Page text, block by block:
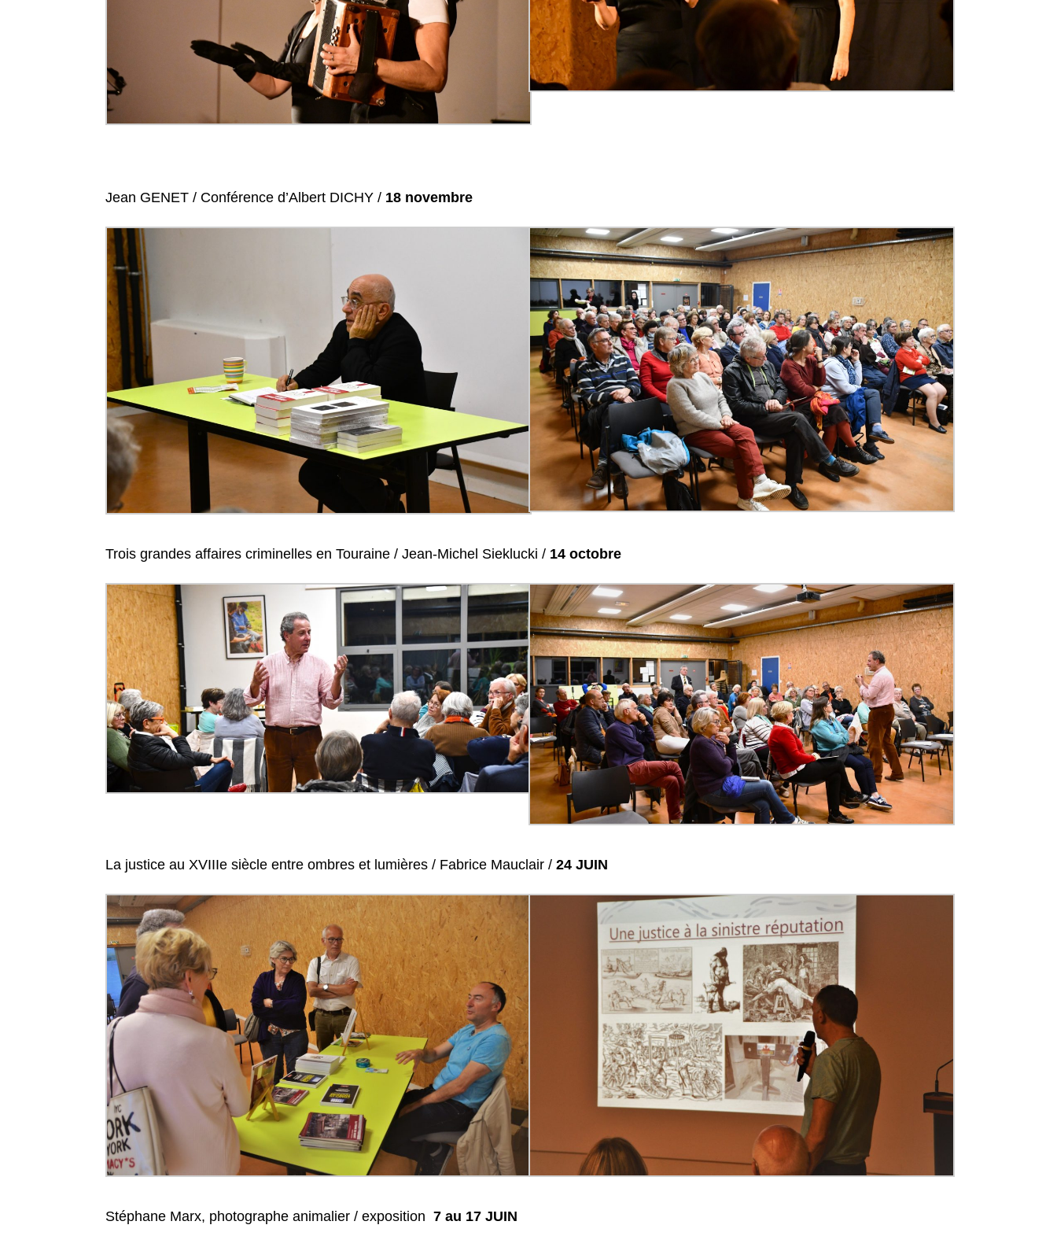
Jean GENET / Conférence d’Albert DICHY / 18 novembre
Trois grandes affaires criminelles en Touraine / Jean-Michel Sieklucki / 14 octobre
La justice au XVIIIe siècle entre ombres et lumières / Fabrice Mauclair /24 JUIN
Stéphane Marx, photographe animalier / exposition7 au 17 JUIN